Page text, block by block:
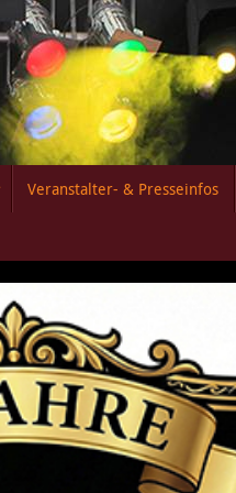
Veranstalter- & Presseinfos